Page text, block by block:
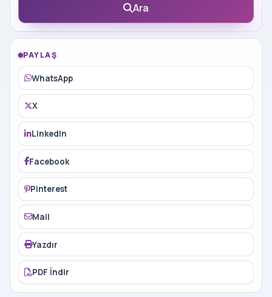
Ara
PAYLAŞ
WhatsApp
X
LinkedIn
Facebook
Pinterest
Mail
Yazdır
PDF İndir